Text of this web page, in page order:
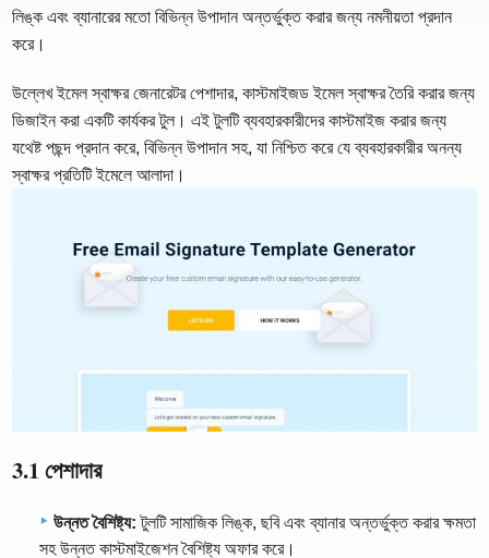
লিঙ্ক এবং ব্যানারের মতো বিভিন্ন উপাদান অন্তর্ভুক্ত করার জন্য নমনীয়তা প্রদান
করে।
উল্লেখ ইমেল স্বাক্ষর জেনারেটর পেশাদার, কাস্টমাইজড ইমেল স্বাক্ষর তৈরি করার জন্য
ডিজাইন করা একটি কার্যকর টুল। এই টুলটি ব্যবহারকারীদের কাস্টমাইজ করার জন্য
যথেষ্ট পছন্দ প্রদান করে, বিভিন্ন উপাদান সহ, যা নিশ্চিত করে যে ব্যবহারকারীর অনন্য
স্বাক্ষর প্রতিটি ইমেলে আলাদা।
3.1 পেশাদার
উন্নত বৈশিষ্ট্য: টুলটি সামাজিক লিঙ্ক, ছবি এবং ব্যানার অন্তর্ভুক্ত করার ক্ষমতা
সহ উন্নত কাস্টমাইজেশন বৈশিষ্ট্য অফার করে।